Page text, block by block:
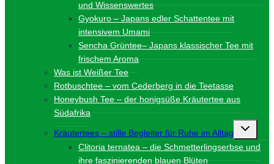
und Wissenswertes
Gyokuro – Japans edler Schattentee mit
intensivem Umami
Sencha Grüntee– Japans klassischer Tee mit
frischem Aroma
Was ist Weißer Tee
Rotbuschtee – vom Cederberg in die Teetasse
Honeybush Tee – der honigsüße Kräutertee aus
Südafrika
Kräutertees – stille Begleiter für Ruhe im Alltag
Clitoria ternatea – die Schmetterlingserbse und
ihre faszinierenden blauen Blüten